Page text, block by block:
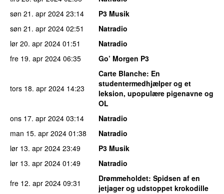
søn 21. apr 2024 23:14
P3 Musik
søn 21. apr 2024 02:51
Natradio
lør 20. apr 2024 01:51
Natradio
fre 19. apr 2024 06:35 Go’ Morgen P3
tors 18. apr 2024 14:23
Carte Blanche: En
studentermedhjælper og et
leksion, upopulære pigenavne og
OL
ons 17. apr 2024 03:14
Natradio
man 15. apr 2024 01:38
Natradio
lør 13. apr 2024 23:49
P3 Musik
lør 13. apr 2024 01:49
Natradio
fre 12. apr 2024 09:31 Drømmeholdet: Spidsen af en
jetjager og udstoppet krokodille